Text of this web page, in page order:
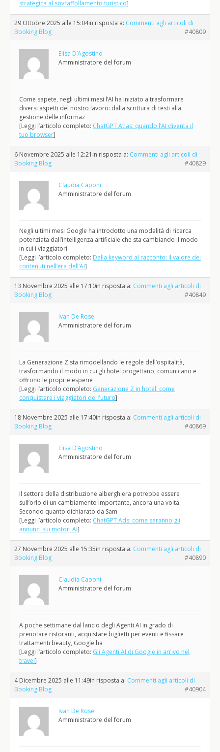
strategica al sovraffollamento turistico]
29 Ottobre 2025 alle 15:04in risposta a: Commenti agli articoli di
Booking Blog
#40809
Elisa D’Agostino
Amministratore del forum
Come sapete, negli ultimi mesi l’AI ha iniziato a trasformare
diversi aspetti del nostro lavoro: dalla scrittura di testi alla
gestione delle informaz
[Leggi l’articolo completo: ChatGPT Atlas: quando l’AI diventa il
tuo browser]
6 Novembre 2025 alle 12:21 in risposta a: Commenti agli articoli di
Booking Blog
#40829
Claudia Caponi
Amministratore del forum
Negli ultimi mesi Google ha introdotto una modalità di ricerca
potenziata dall’intelligenza artificiale che sta cambiando il modo
in cui i viaggiatori
[Leggi l’articolo completo: Dalla keyword al racconto: il valore dei
contenuti nell’era dell’AI]
13 Novembre 2025 alle 17:10in risposta a: Commenti agli articoli di
Booking Blog
#40849
Ivan De Rose
Amministratore del forum
La Generazione Z sta rimodellando le regole dell’ospitalità,
trasformando il modo in cui gli hotel progettano, comunicano e
offrono le proprie esperie
[Leggi l’articolo completo: Generazione Z in hotel: come
conquistare i viaggiatori del futuro]
18 Novembre 2025 alle 17:40in risposta a: Commenti agli articoli di
Booking Blog
#40869
Elisa D’Agostino
Amministratore del forum
Il settore della distribuzione alberghiera potrebbe essere
sull’orlo di un cambiamento importante, ancora una volta.
Secondo quanto dichiarato da Sam
[Leggi l’articolo completo: ChatGPT Ads: come saranno gli
annunci sui motori AI]
27 Novembre 2025 alle 15:35in risposta a: Commenti agli articoli di
Booking Blog
#40890
Claudia Caponi
Amministratore del forum
A poche settimane dal lancio degli Agenti AI in grado di
prenotare ristoranti, acquistare biglietti per eventi e fissare
trattamenti beauty, Google ha
[Leggi l’articolo completo: Gli Agenti AI di Google in arrivo nel
travel]
4 Dicembre 2025 alle 11:49in risposta a: Commenti agli articoli di
Booking Blog
#40904
Ivan De Rose
Amministratore del forum